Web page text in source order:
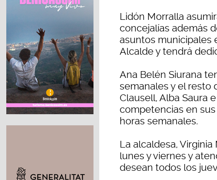
Lidón Morralla
concejalías además
asuntos municipales
Alcalde y tendrá
Ana Belén Siurana
semanales y el resto
Clausell, Alba Saura
competencias en
horas semanales.
La alcaldesa,
lunes y viernes y
desean todos los